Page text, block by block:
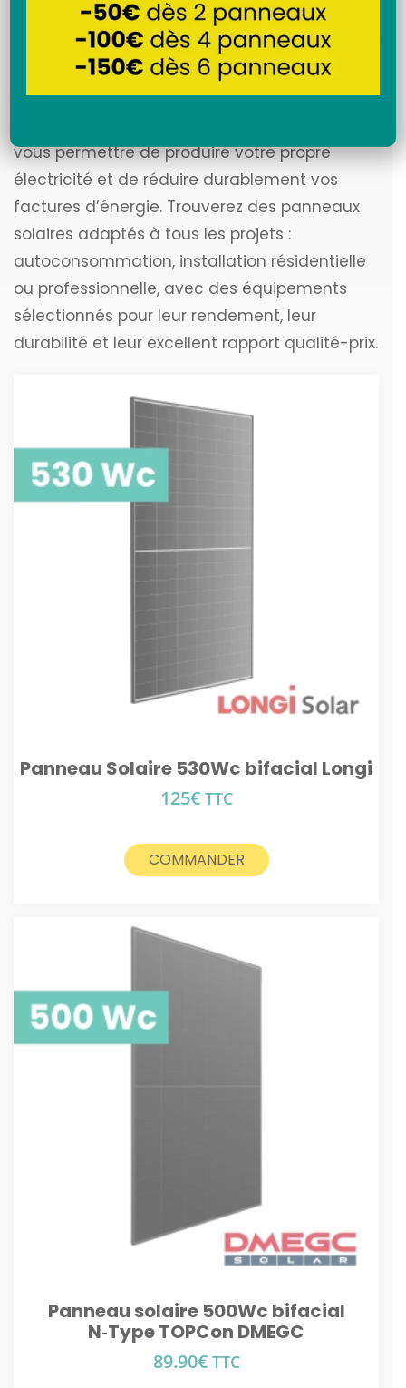
Recherche
Découvrez notre sélection depanneaux
vous permettre de produire votre propre
électricité et de réduire durablement vos
factures d’énergie. Trouverez des panneaux
solaires adaptés à tous les projets :
autoconsommation, installation résidentielle
ou professionnelle, avec des équipements
sélectionnés pour leur rendement, leur
durabilité et leur excellent rapport qualité-prix.
Panneau Solaire 530Wc bifacial Longi
125€TTC
COMMANDER
Panneau solaire 500Wc bifacial
N‑Type TOPCon DMEGC
89.90€TTC